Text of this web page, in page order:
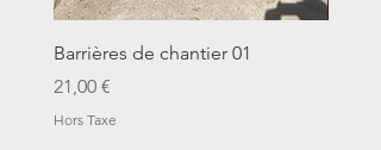
Barrières de chantier 01
Prix
21,00 €
Hors Taxe